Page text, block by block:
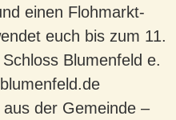
einen Flohmarkt-
euch bis zum 11.
Blumenfeld e.
der Gemeinde –